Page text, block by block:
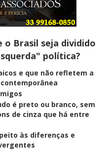
entenda o que é
escuta em saúde
no SUS Digital
Ananias como candidato
Minas Gerais
o Brasil seja dividido
política?
e que não refletem a
é preto ou branco, sem
de cinza que há entre
às diferenças e